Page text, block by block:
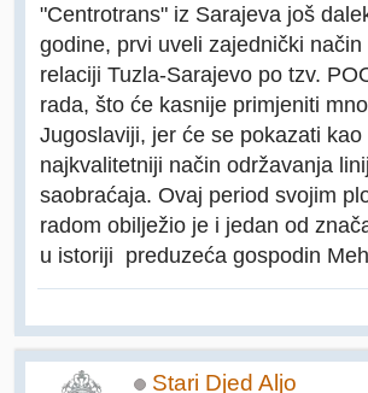
"Centrotrans" iz Sarajeva još
godine, prvi uveli zajednički način
relaciji Tuzla-Sarajevo po tzv.
rada, što će kasnije primjeniti
Jugoslaviji, jer će se pokazati
najkvalitetniji način održavanja
saobraćaja. Ovaj period svojim
radom obilježio je i jedan od
u istoriji preduzeća gospodin
Stari Djed Aljo